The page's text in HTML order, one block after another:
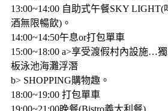
13:00~14:00 自助式午餐SKY LIGHT(
酒無限暢飲)。
14:00~14:50午息or打包單車
15:00~18:00 a>享受渡假村內設施…
板泳池海灘浮潛
b> SHOPPING購物趣。
18:00~19:00 打包單車
19:00~21:00晚餐(Bistro義大利餐)